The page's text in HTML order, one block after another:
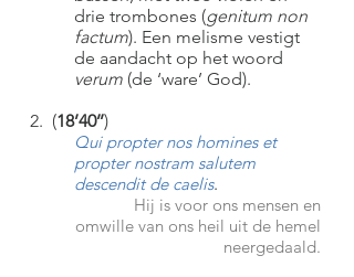
drie trombones (genitum non
factum). Een melisme vestigt
de aandacht op het woord
verum (de ‘ware’ God).
2. (18’40’’)
Qui propter nos homines et
propter nostram salutem
descendit de caelis.
Hij is voor ons mensen en
omwille van ons heil uit de hemel
neergedaald.